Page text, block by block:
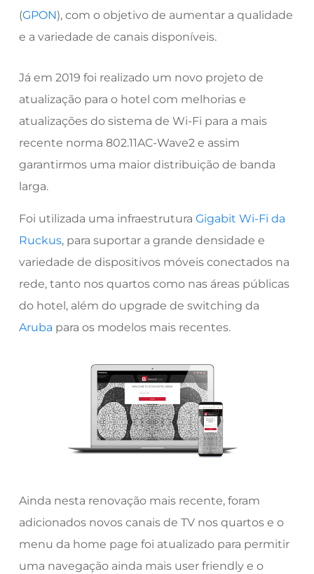
(GPON), com o objetivo de aumentar a qualidade
e a variedade de canais disponíveis.
Já em 2019 foi realizado um novo projeto de
atualização para o hotel com melhorias e
atualizações do sistema de Wi-Fi para a mais
recente norma 802.11AC-Wave2 e assim
garantirmos uma maior distribuição de banda
larga.
Foi utilizada uma infraestrutura Gigabit Wi-Fi da
Ruckus, para suportar a grande densidade e
variedade de dispositivos móveis conectados na
rede, tanto nos quartos como nas áreas públicas
do hotel, além do upgrade de switching da
Aruba para os modelos mais recentes.
Ainda nesta renovação mais recente, foram
adicionados novos canais de TV nos quartos e o
menu da home page foi atualizado para permitir
uma navegação ainda mais user friendly e o